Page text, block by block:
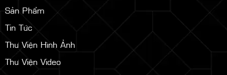
Sản Phẩm
Tin Tức
Thư Viện Hình Ảnh
Thư Viện Video